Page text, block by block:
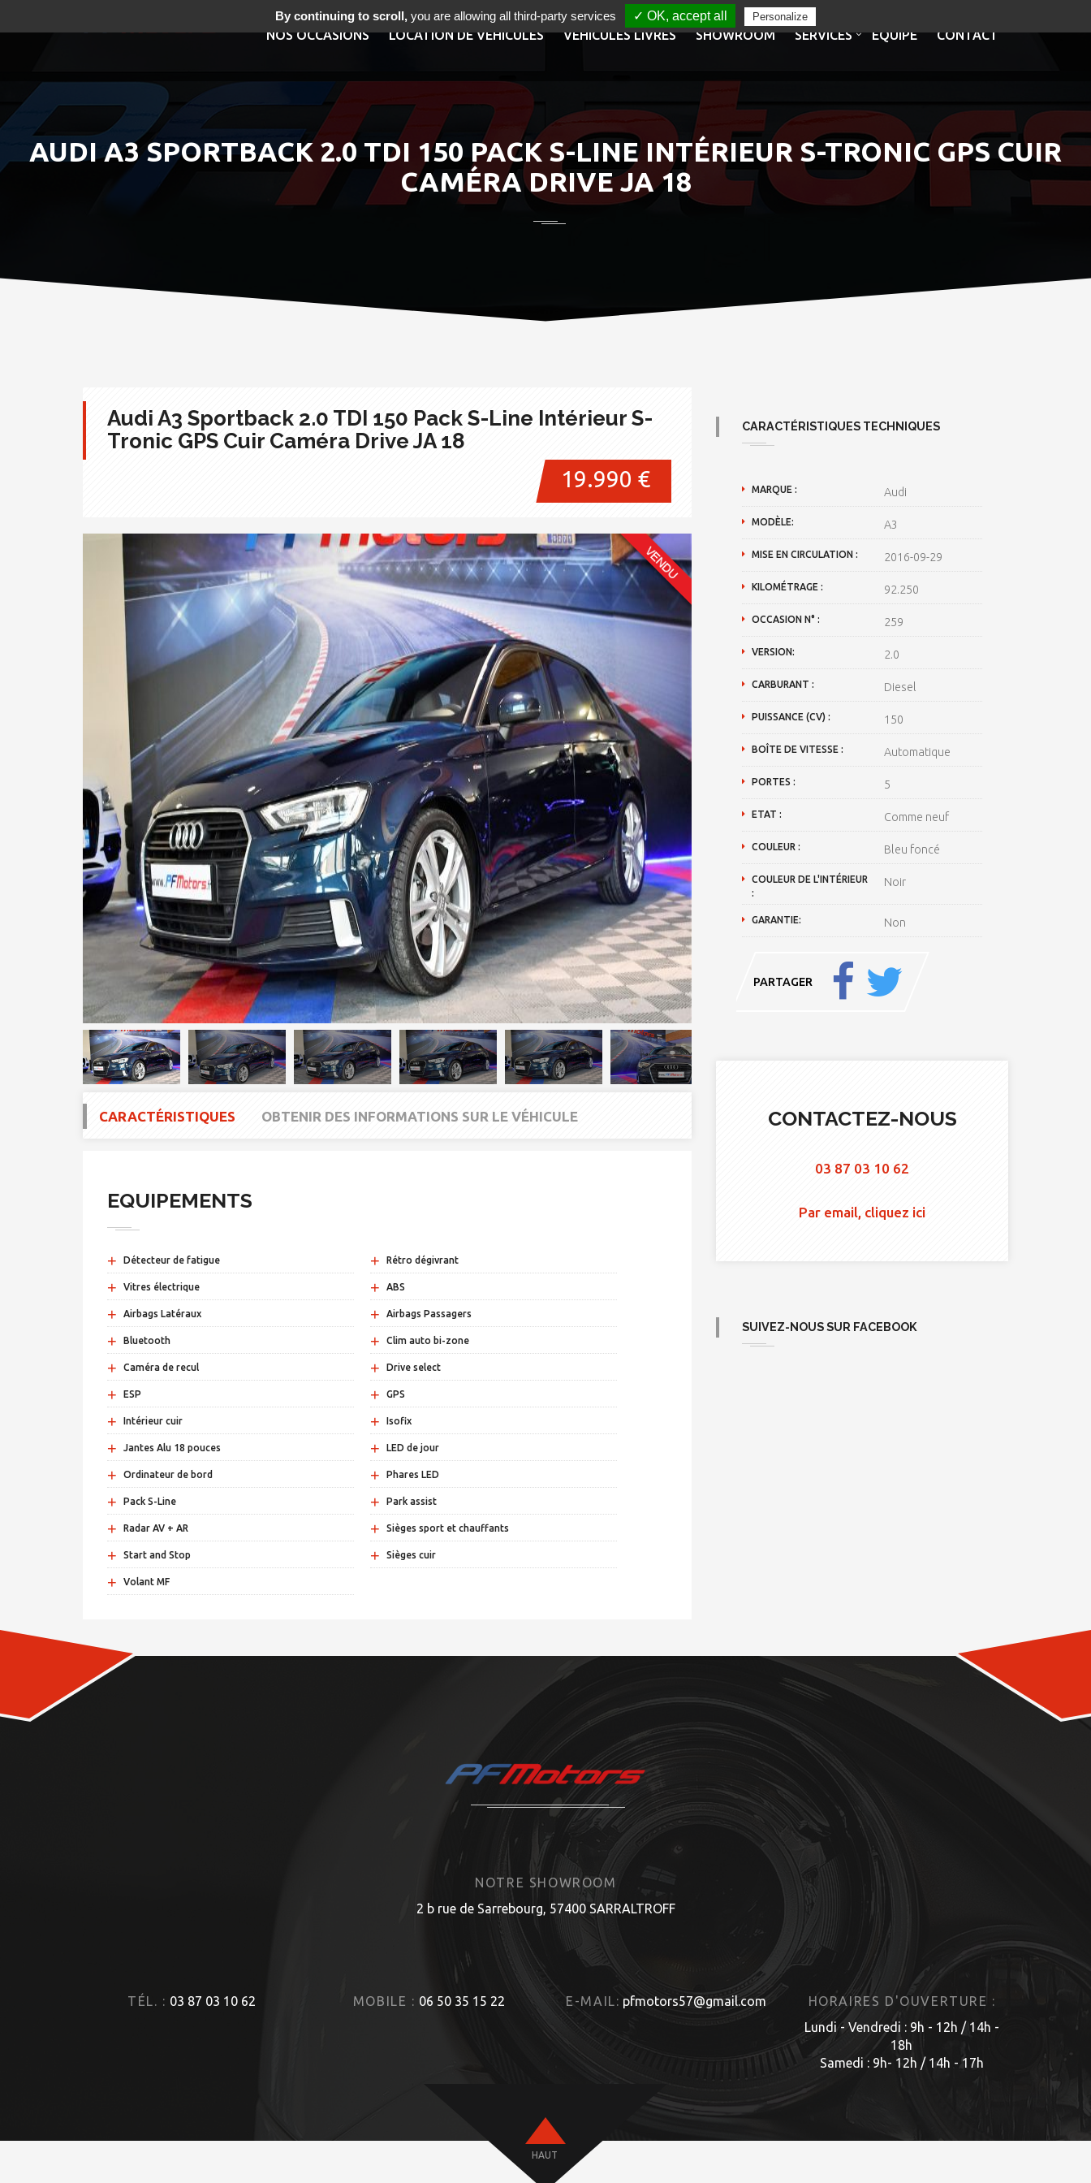
NOS OCCASIONS LOCATION DE VÉHICULES VÉHICULES LIVRÉS SHOWROOM SERVICES EQUIPE CONTACT
AUDI A3 SPORTBACK 2.0 TDI 150 PACK S-LINE INTÉRIEUR S-TRONIC GPS CUIR
CAMÉRA DRIVE JA 18
Audi A3 Sportback 2.0 TDI 150 Pack S-Line Intérieur S-
Tronic GPS Cuir Caméra Drive JA 18
19.990 €
CARACTÉRISTIQUES OBTENIR DES INFORMATIONS SUR LE VÉHICULE
EQUIPEMENTS
+ Détecteur de fatigue + Rétro dégivrant
+ Vitres électrique + ABS
+ Airbags Latéraux + Airbags Passagers
+ Bluetooth + Clim auto bi-zone
+ Caméra de recul + Drive select
+ ESP + GPS
+ Intérieur cuir + Isofix
+ Jantes Alu 18 pouces + LED de jour
+ Ordinateur de bord + Phares LED
+ Pack S-Line + Park assist
+ Radar AV + AR + Sièges sport et chauffants
+ Start and Stop + Sièges cuir
+ Volant MF
CARACTÉRISTIQUES TECHNIQUES
MARQUE : Audi
MODÈLE: A3
MISE EN CIRCULATION : 2016-09-29
KILOMÉTRAGE : 92.250
OCCASION N° : 259
VERSION: 2.0
CARBURANT : Diesel
PUISSANCE (CV) : 150
BOÎTE DE VITESSE : Automatique
PORTES : 5
ETAT : Comme neuf
COULEUR : Bleu foncé
COULEUR DE L'INTÉRIEUR
:
Noir
GARANTIE: Non
PARTAGER
CONTACTEZ-NOUS
03 87 03 10 62
Par email, cliquez ici
SUIVEZ-NOUS SUR FACEBOOK
NOTRE SHOWROOM
2 b rue de Sarrebourg, 57400 SARRALTROFF
TÉL. : 03 87 03 10 62 MOBILE : 06 50 35 15 22 E-MAIL: pfmotors57@gmail.com
HORAIRES D'OUVERTURE :
Lundi - Vendredi : 9h - 12h / 14h -
18h
Samedi : 9h- 12h / 14h - 17h
HAUT
By continuing to scroll,you are allowing all third-party services ✓ OK, accept all Personalize